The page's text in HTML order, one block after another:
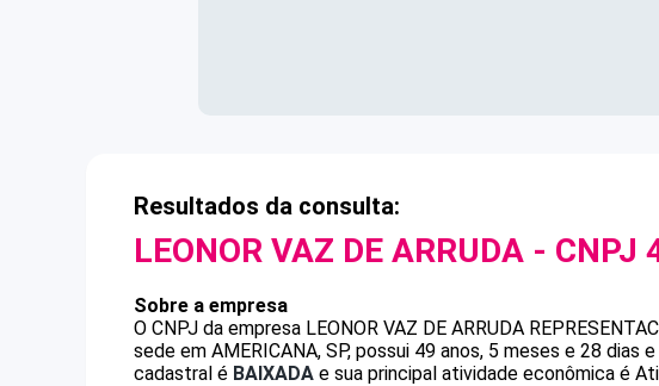
Resultados da consulta:
LEONOR VAZ DE ARRUDA - CNPJ
Sobre a empresa
O CNPJ da empresa LEONOR VAZ DE ARRUDA
sede em AMERICANA, SP, possui 49 anos, 5 meses e 28
cadastral é BAIXADA e sua principal atividade econômica é